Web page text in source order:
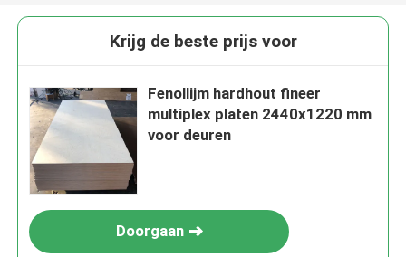
Krijg de beste prijs voor
Fenollijm hardhout fineer
multiplex platen 2440x1220 mm
voor deuren
Doorgaan